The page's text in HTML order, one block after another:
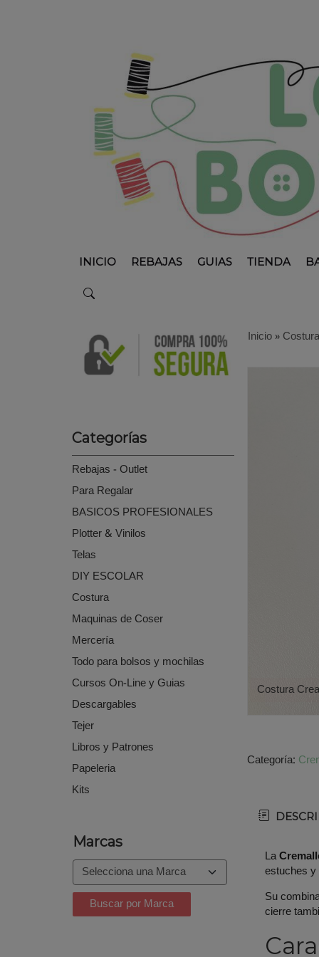
INICIO REBAJAS GUIAS TIENDA
Categorías
Rebajas - Outlet
Para Regalar
BASICOS PROFESIONALES
Plotter & Vinilos
Telas
DIY ESCOLAR
Costura
Maquinas de Coser
Mercería
Todo para bolsos y mochilas
Cursos On-Line y Guias
Descargables
Tejer
Libros y Patrones
Papeleria
Kits
Marcas
Inicio»Costura
Costura
Categoría:
La
estuches
Su
cierre